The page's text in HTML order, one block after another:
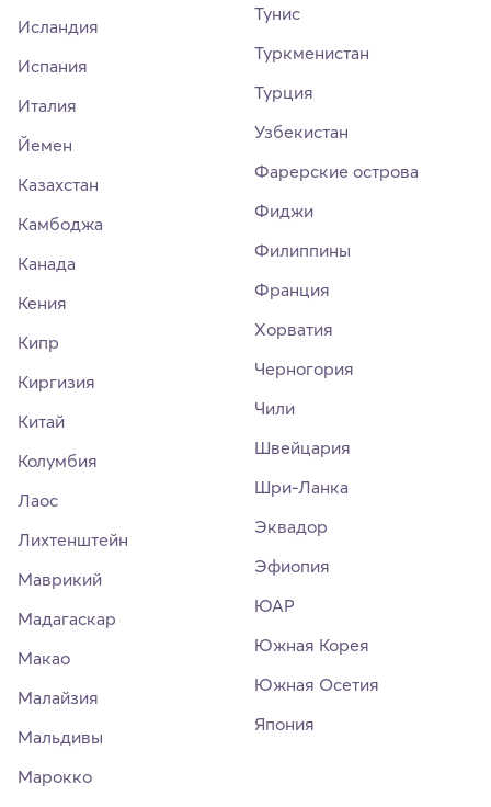
Исландия
Испания
Италия
Йемен
Казахстан
Камбоджа
Канада
Кения
Кипр
Киргизия
Китай
Колумбия
Лаос
Лихтенштейн
Маврикий
Мадагаскар
Макао
Малайзия
Мальдивы
Марокко
Тунис
Туркменистан
Турция
Узбекистан
Фарерские острова
Фиджи
Филиппины
Франция
Хорватия
Черногория
Чили
Швейцария
Шри-Ланка
Эквадор
Эфиопия
ЮАР
Южная Корея
Южная Осетия
Япония